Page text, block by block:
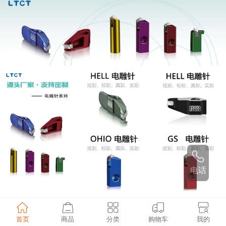
电话
首页 商品 分类 购物车 我的